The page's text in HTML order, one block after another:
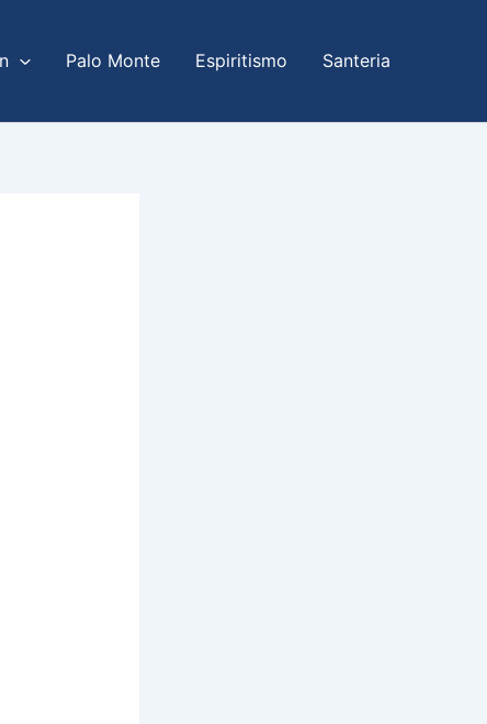
Palo Monte Espiritismo Santeria